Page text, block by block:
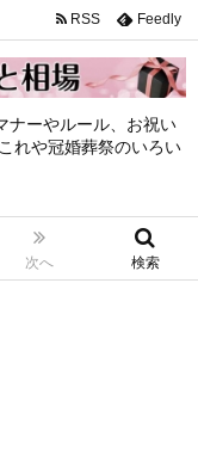
ナーやルール、お祝い
れや冠婚葬祭のいろい
次へ 検索
RSS Feedly